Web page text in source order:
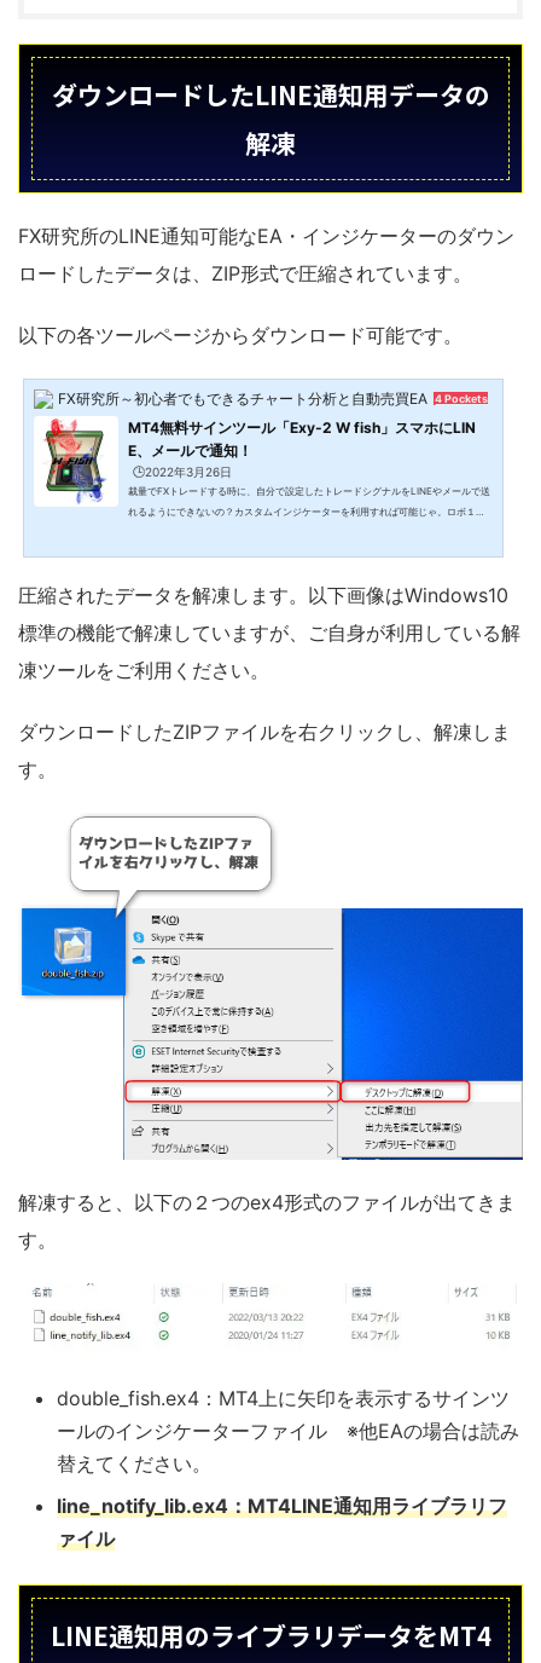
ダウンロードしたLINE通知用データの
解凍
FX研究所のLINE通知可能なEA・インジケーターのダウン
ロードしたデータは、ZIP形式で圧縮されています。
以下の各ツールページからダウンロード可能です。
FX研究所～初心者でもできるチャート分析と自動売買EA～4 Pockets
MT4無料サインツール「Exy-2 W fish」スマホにLIN
E、メールで通知！
🕒️2022年3月26日
裁量でFXトレードする時に、自分で設定したトレードシグナルをLINEやメールで送
れるようにできないの？カスタムインジケーターを利用すれば可能じゃ。ロボ１
ネ。こんな方におすすめ 複数のインジケータが条件を満たす時、MT4上に矢印で裁
圧縮されたデータを解凍します。以下画像はWindows10
標準の機能で解凍していますが、ご自身が利用している解
凍ツールをご利用ください。
ダウンロードしたZIPファイルを右クリックし、解凍しま
す。
解凍すると、以下の２つのex4形式のファイルが出てきま
す。
double_fish.ex4：MT4上に矢印を表示するサインツ
ールのインジケーターファイル ※他EAの場合は読み
替えてください。
line_notify_lib.ex4：MT4LINE通知用ライブラリフ
ァイル
LINE通知用のライブラリデータをMT4